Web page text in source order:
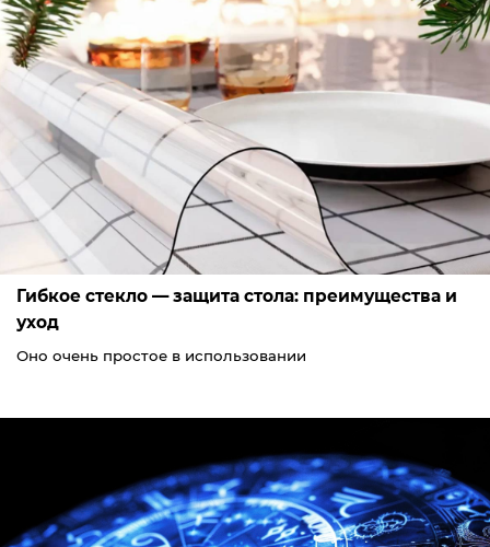
Гибкое стекло — защита стола: преимущества и
уход
Оно очень простое в использовании